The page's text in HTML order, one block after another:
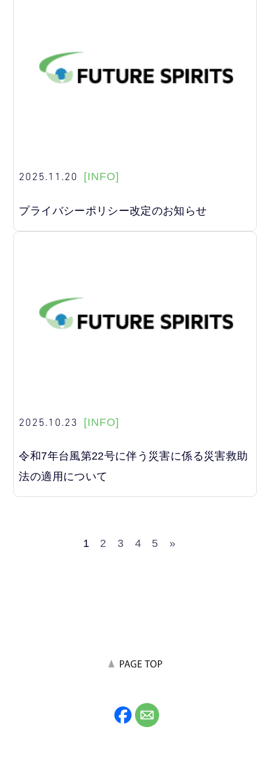
2025.11.20 [INFO]
プライバシーポリシー改定のお知らせ
2025.10.23 [INFO]
令和7年台風第22号に伴う災害に係る災害救助
法の適用について
1 2 3 4 5 »